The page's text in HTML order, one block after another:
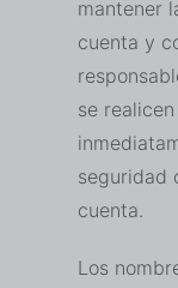
mantener
cuenta y
se
seguridad
cuenta.
Los